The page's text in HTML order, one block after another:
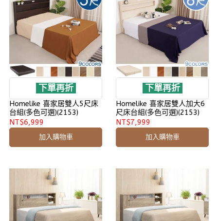
下單再折
Homelike 喜家居雙人5尺床
台組(多色可選)(2153)
NT$6,999
加入購物車
下單再折
Homelike 喜家居雙人加大6
尺床台組(多色可選)(2153)
NT$7,999
加入購物車